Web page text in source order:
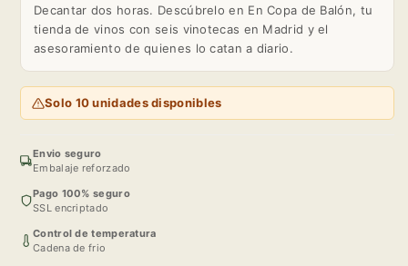
Decantar dos horas. Descúbrelo en En Copa de Balón, tu
tienda de vinos con seis vinotecas en Madrid y el
asesoramiento de quienes lo catan a diario.
Solo 10 unidades disponibles
Envio seguro
Embalaje reforzado
Pago 100% seguro
SSL encriptado
Control de temperatura
Cadena de frio